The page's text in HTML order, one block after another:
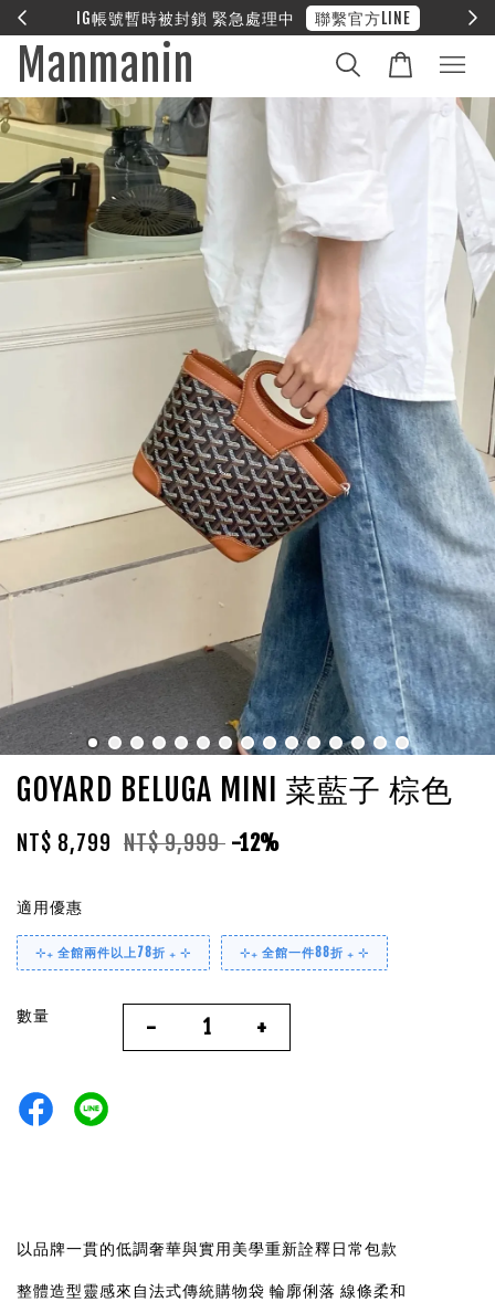
❤︎ 全館滿兩萬享免運
Manmanin
GOYARD BELUGA MINI 菜藍子 棕色
NT$ 8,799 NT$ 9,999 -12%
適用優惠
⊹₊ 全館兩件以上78折 ₊ ⊹ ⊹₊ 全館一件88折 ₊ ⊹
數量 - +
以品牌一貫的低調奢華與實用美學重新詮釋日常包款
整體造型靈感來自法式傳統購物袋 輪廓俐落 線條柔和